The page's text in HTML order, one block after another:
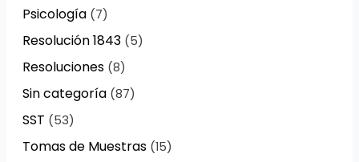
Psicología(7)
Resolución 1843(5)
Resoluciones(8)
Sin categoría(87)
SST (53)
Tomas de Muestras(15)